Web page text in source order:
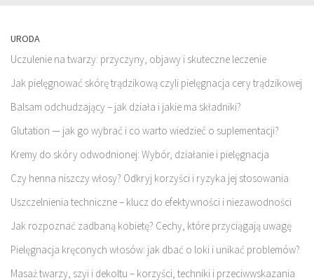
URODA
Uczulenie na twarzy: przyczyny, objawy i skuteczne leczenie
Jak pielęgnować skórę trądzikową czyli pielęgnacja cery trądzikowej
Balsam odchudzający – jak działa i jakie ma składniki?
Glutation — jak go wybrać i co warto wiedzieć o suplementacji?
Kremy do skóry odwodnionej: Wybór, działanie i pielęgnacja
Czy henna niszczy włosy? Odkryj korzyści i ryzyka jej stosowania
Uszczelnienia techniczne – klucz do efektywności i niezawodności
Jak rozpoznać zadbaną kobietę? Cechy, które przyciągają uwagę
Pielęgnacja kręconych włosów: jak dbać o loki i unikać problemów?
Masaż twarzy, szyi i dekoltu – korzyści, techniki i przeciwwskazania